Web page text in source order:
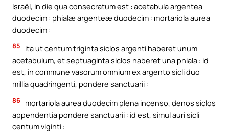
Israël, in die qua consecratum est : acetabula argentea
duodecim : phialæ argenteæ duodecim : mortariola aurea
duodecim :
85
ita ut centum triginta siclos argenti haberet unum
acetabulum, et septuaginta siclos haberet una phiala : id
est, in commune vasorum omnium ex argento sicli duo
millia quadringenti, pondere sanctuarii :
86 mortariola aurea duodecim plena incenso, denos siclos
appendentia pondere sanctuarii : id est, simul auri sicli
centum viginti :